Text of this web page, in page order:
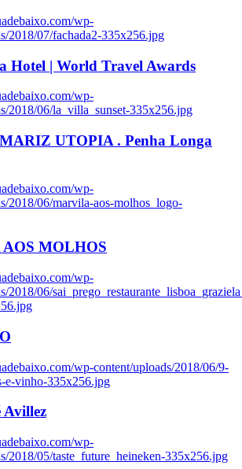
wp-
2018/07/fachada2-335x256.jpg
Hotel | World Travel Awards
wp-
2018/06/la_villa_sunset-335x256.jpg
UTOPIA . Penha Longa
wp-
2018/06/marvila-aos-molhos_logo-
MOLHOS
wp-
2018/06/
wp-content/uploads/2018/06/9-
e-vinho-335x256.jpg
Avillez
wp-
2018/05/taste_future_heineken-335x256.jpg